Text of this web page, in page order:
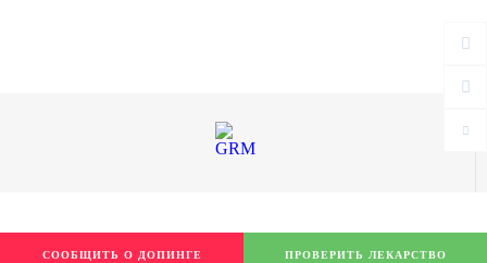
СООБЩИТЬ О ДОПИНГЕ ПРОВЕРИТЬ ЛЕКАРСТВО